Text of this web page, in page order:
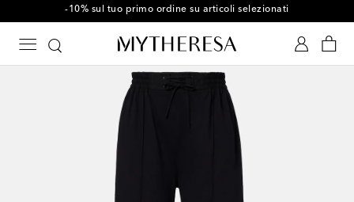
-10% sul tuo primo ordine su articoli selezionati